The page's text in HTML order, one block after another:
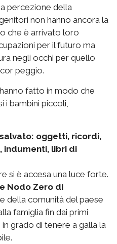
percezione della
non hanno ancora la
che è arrivato loro
per il futuro ma
negli occhi per quello
peggio.
fatto in modo che
i bambini piccoli,
oggetti, ricordi,
indumenti, libri di
si è accesa una luce forte.
Nodo Zero di
della comunità del paese
famiglia fin dai primi
grado di tenere a galla la